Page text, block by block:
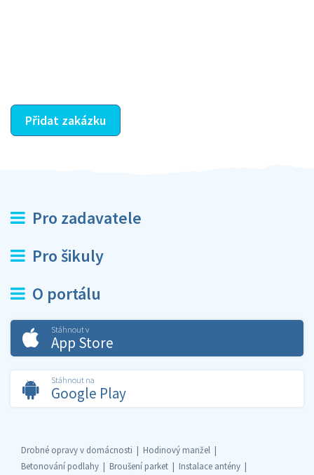
Přidat zakázku
Pro zadavatele
Pro šikuly
O portálu
Stáhnout v
App Store
Stáhnout na
Google Play
Drobné opravy v domácnosti
Hodinový manžel
Betonování podlahy
Broušení parket Instalace antény